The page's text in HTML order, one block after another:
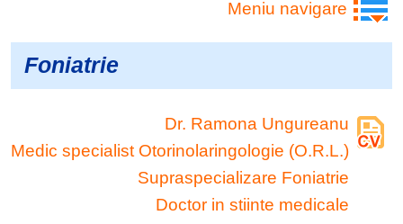
Meniu navigare
Foniatrie
Dr. Ramona Ungureanu
Medic specialist Otorinolaringologie (O.R.L.)
Supraspecializare Foniatrie
Doctor in stiinte medicale